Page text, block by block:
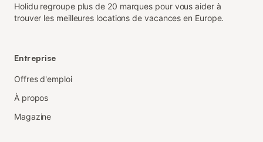
Holidu regroupe plus de 20 marques pour vous aider à
trouver les meilleures locations de vacances en Europe.
Entreprise
Offres d'emploi
À propos
Magazine